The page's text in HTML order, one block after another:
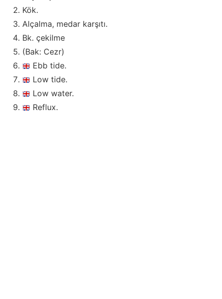
Kök.
Alçalma, medar karşıtı.
Bk. çekilme
(Bak: Cezr)
Ebb tide.
Low tide.
Low water.
Reflux.